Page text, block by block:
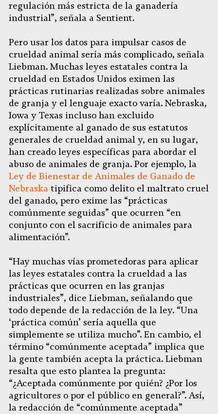
regulación más estricta de la ganadería
industrial”, señala a Sentient.
Pero usar los datos para impulsar casos de
crueldad animal sería más complicado, señala
Liebman. Muchas leyes estatales contra la
crueldad en Estados Unidos eximen las
prácticas rutinarias realizadas sobre animales
de granja y el lenguaje exacto varía. Nebraska,
Iowa y Texas incluso han excluido
explícitamente al ganado de sus estatutos
generales de crueldad animal y, en su lugar,
han creado leyes específicas para abordar el
abuso de animales de granja. Por ejemplo, la
Ley de Bienestar de Animales de Ganado de
Nebraska tipifica como delito el maltrato cruel
del ganado, pero exime las “prácticas
comúnmente seguidas” que ocurren “en
conjunto con el sacrificio de animales para
alimentación”.
“Hay muchas vías prometedoras para aplicar
las leyes estatales contra la crueldad a las
prácticas que ocurren en las granjas
industriales”, dice Liebman, señalando que
todo depende de la redacción de la ley. “Una
‘práctica común’ sería aquella que
simplemente se utiliza mucho”. En cambio, el
término “comúnmente aceptada” implica que
la gente también acepta la práctica. Liebman
resalta que esto plantea la pregunta:
“¿Aceptada comúnmente por quién? ¿Por los
agricultores o por el público en general?”. Así,
la redacción de “comúnmente aceptada”